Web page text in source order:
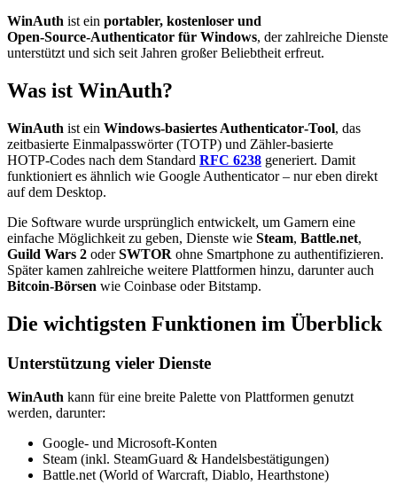
WinAuth ist ein portabler, kostenloser und
Open‑Source‑Authenticator für Windows, der zahlreiche Dienste
unterstützt und sich seit Jahren großer Beliebtheit erfreut.
Was ist WinAuth?
WinAuth ist ein Windows‑basiertes Authenticator‑Tool, das
zeitbasierte Einmalpasswörter (TOTP) und Zähler-basierte
HOTP‑Codes nach dem Standard RFC 6238 generiert. Damit
funktioniert es ähnlich wie Google Authenticator – nur eben direkt
auf dem Desktop.
Die Software wurde ursprünglich entwickelt, um Gamern eine
einfache Möglichkeit zu geben, Dienste wie Steam, Battle.net,
Guild Wars 2 oderSWTOR ohne Smartphone zu authentifizieren.
Später kamen zahlreiche weitere Plattformen hinzu, darunter auch
Bitcoin‑Börsen wie Coinbase oder Bitstamp.
Die wichtigsten Funktionen im Überblick
Unterstützung vieler Dienste
WinAuth kann für eine breite Palette von Plattformen genutzt
werden, darunter:
Google‑ und Microsoft‑Konten
Steam (inkl. SteamGuard & Handelsbestätigungen)
Battle.net (World of Warcraft, Diablo, Hearthstone)